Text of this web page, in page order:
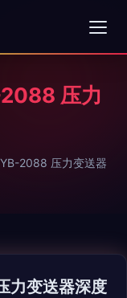
压力
2088 压力变送器
力变送器深度